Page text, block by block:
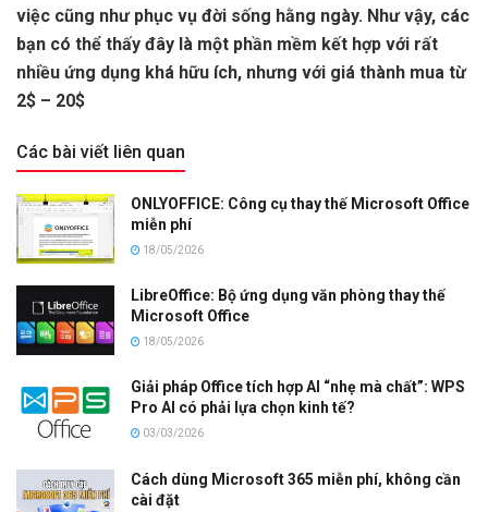
việc cũng như phục vụ đời sống hằng ngày. Như vậy, các
bạn có thể thấy đây là một phần mềm kết hợp với rất
nhiều ứng dụng khá hữu ích, nhưng với giá thành mua từ
2$ – 20$
Các bài viết liên quan
ONLYOFFICE: Công cụ thay thế Microsoft Office
miễn phí
18/05/2026
LibreOffice: Bộ ứng dụng văn phòng thay thế
Microsoft Office
18/05/2026
Giải pháp Office tích hợp AI “nhẹ mà chất”: WPS
Pro AI có phải lựa chọn kinh tế?
03/03/2026
Cách dùng Microsoft 365 miễn phí, không cần
cài đặt